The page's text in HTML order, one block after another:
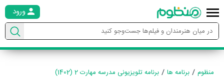
ورود
منظوم برنامه ها برنامه تلویزیونی مدرسه مهارت 2 (1402)